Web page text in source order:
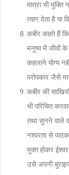
मात्रा भी मुक्ति
त्याग देता है या
कबीर कहते हैं
मनुष्य में जीवों के
कहलाने योग्य
परोपकार जैसे
कबीर की
भी परिचित
तथा सुनने वाले
नश्वरता से
मुक्त होकर
उसे अपनी